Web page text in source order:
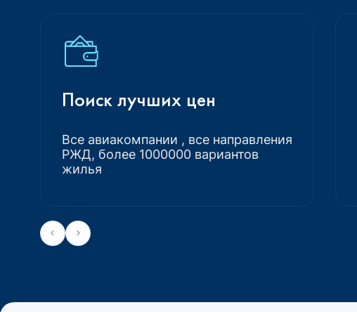
Поиск лучших цен
Все авиакомпании , все направления
РЖД, более 1000000 вариантов
жилья